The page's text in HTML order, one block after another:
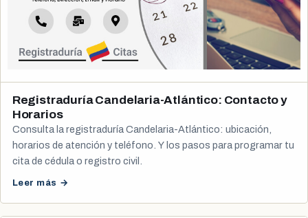
Registraduría Candelaria-Atlántico: Contacto y
Horarios
Consulta la registraduría Candelaria-Atlántico: ubicación,
horarios de atención y teléfono. Y los pasos para programar tu
cita de cédula o registro civil.
Leer más →